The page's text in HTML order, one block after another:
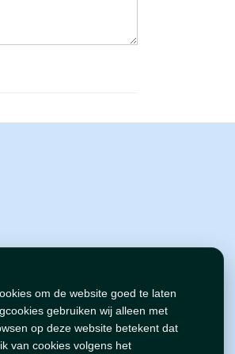
om de website goed te laten
gebruiken wij alleen met
op deze website betekent dat
van cookies volgens het